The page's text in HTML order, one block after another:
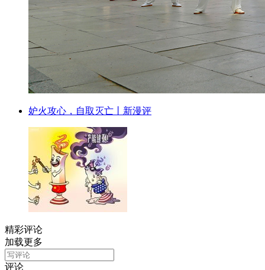
妒火攻心，自取灭亡丨新漫评
精彩评论
加载更多
评论